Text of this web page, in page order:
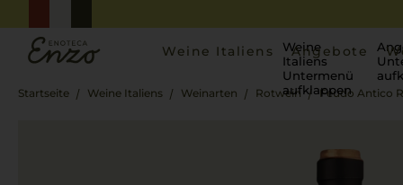
Weine Italiens
Weine
Italiens
Untermenü
aufklappen
Angebote
Startseite Weine Italiens Weinarten Rotwein Feudo Antico